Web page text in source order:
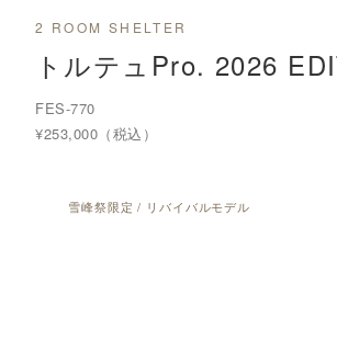
2 ROOM SHELTER
トルテュPro. 2026
FES-770
¥253,000（税込）
雪峰祭限定 / リバイバルモデル